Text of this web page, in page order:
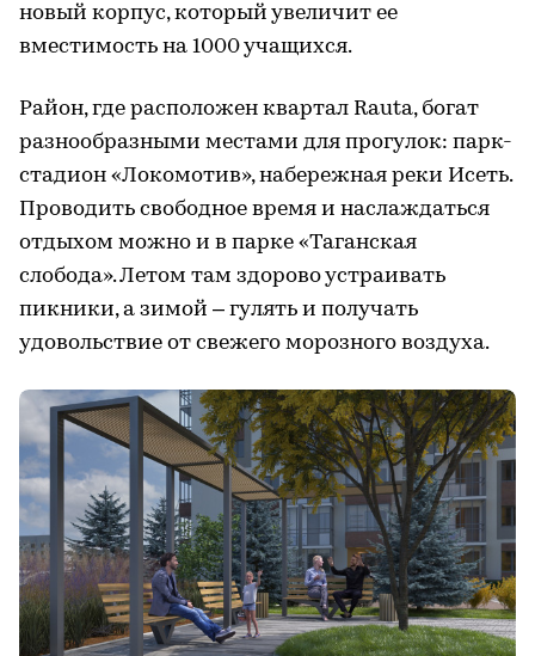
новый корпус, который увеличит ее
вместимость на 1000 учащихся.
Район, где расположен квартал Rauta, богат
разнообразными местами для прогулок: парк-
стадион «Локомотив», набережная реки Исеть.
Проводить свободное время и наслаждаться
отдыхом можно и в парке «Таганская
слобода». Летом там здорово устраивать
пикники, а зимой – гулять и получать
удовольствие от свежего морозного воздуха.